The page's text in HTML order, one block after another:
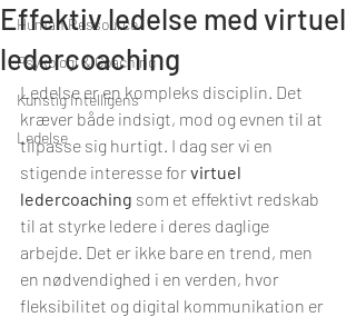
Human Ressource
Psykologi & Coaching
Kunstig Intelligens
Ledelse
Effektiv ledelse med virtuel
ledercoaching
Ledelse er en kompleks disciplin. Det
kræver både indsigt, mod og evnen til at
tilpasse sig hurtigt. I dag ser vi en
stigende interesse for virtuel
ledercoaching som et effektivt redskab
til at styrke ledere i deres daglige
arbejde. Det er ikke bare en trend, men
en nødvendighed i en verden, hvor
fleksibilitet og digital kommunikation er